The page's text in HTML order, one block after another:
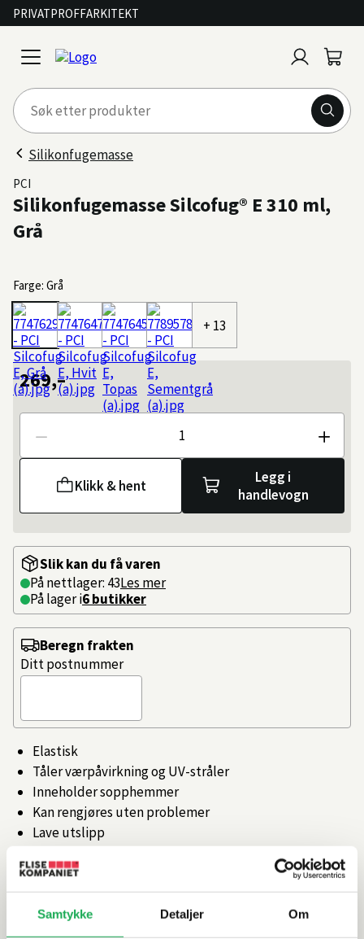
Samtykke Detaljer Om
PRIVATPROFFARKITEKT
open
menu
inn
Silikonfugemasse
PCI
Silikonfugemasse Silcofug® E 310 ml,
Grå
Farge: Grå
+ 13
269,–
Antall
Klikk & hent
Legg i
handlevogn
Slik kan du få varen
På nettlager: 43Les mer
På lager i6 butikker
Elastisk
Tåler værpåvirkning og UV-stråler
Inneholder sopphemmer
Kan rengjøres uten problemer
Lave utslipp
Artikkelnr.101346853
Beregn frakten
Ditt postnummer
Produktinformasjon